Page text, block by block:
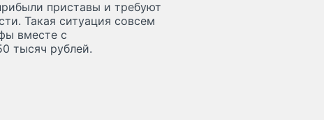
приставы и требуют
Такая ситуация совсем
вместе с
тысяч рублей.